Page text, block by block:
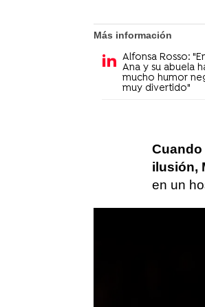
Más información
Alfonsa Rosso:
Ana y su abuela
mucho humor
muy divertido"
ilusión,
en un